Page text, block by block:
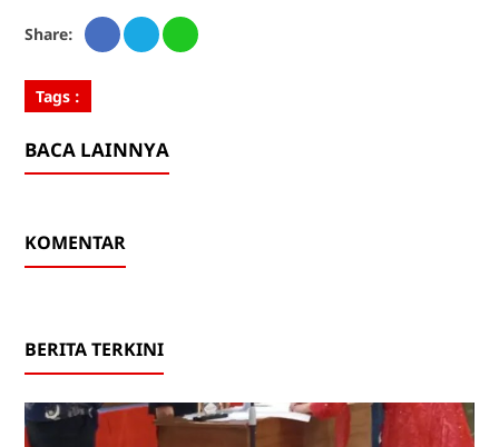
Share:
Tags :
BACA LAINNYA
KOMENTAR
BERITA TERKINI